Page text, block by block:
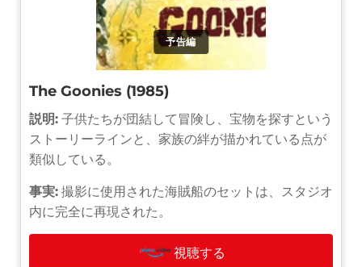
予告編
The Goonies (1985)
説明: 子供たちが団結して冒険し、宝物を探すという
ストーリーラインと、家族の絆が描かれている点が
類似している。
事実: 撮影に使用された海賊船のセットは、スタジオ
内に完全に再現された。
視聴する